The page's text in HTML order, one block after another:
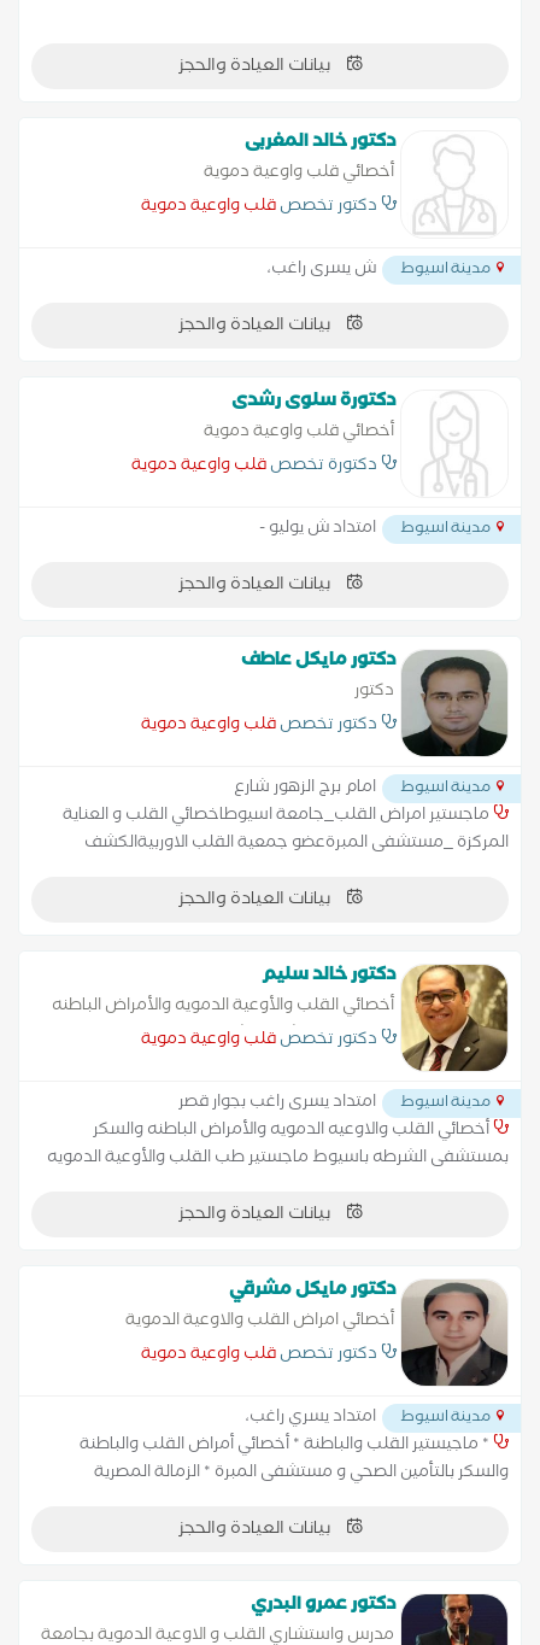
بيانات العيادة والحجز
دكتور خالد المغربى
أخصائي قلب واوعية دموية
دكتور تخصصقلب واوعية دموية
مدينة اسيوط ش يسرى راغب،
بيانات العيادة والحجز
دكتورة سلوى رشدى
أخصائي قلب واوعية دموية
دكتورة تخصصقلب واوعية دموية
مدينة اسيوط امتداد ش يوليو -
بيانات العيادة والحجز
دكتور مايكل عاطف
دكتور
دكتور تخصصقلب واوعية دموية
مدينة اسيوط
امام برج الزهور شارع
ماجستير امراض القلب_جامعة اسيوطاخصائي القلب و العناية
المركزة _مستشفى المبرةعضو جمعية القلب الاوربيةالكشف
بيانات العيادة والحجز
دكتور خالد سليم
أخصائي القلب والأوعية الدمويه والأمراض الباطنه
والسكر بمستشفى الشرطه
دكتور تخصصقلب واوعية دموية
مدينة اسيوط
امتداد يسرى راغب بجوار قصر
أخصائي القلب والاوعيه الدمويه والأمراض الباطنه والسكر
بمستشفى الشرطه باسيوط ماجستير طب القلب والأوعية الدمويه
بيانات العيادة والحجز
دكتور مايكل مشرقي
أخصائي امراض القلب والاوعية الدموية
دكتور تخصصقلب واوعية دموية
مدينة اسيوط
امتداد يسري راغب،
* ماجيستير القلب والباطنة * أخصائي أمراض القلب والباطنة
والسكر بالتأمين الصحي و مستشفى المبرة * الزمالة المصرية
بيانات العيادة والحجز
دكتور عمرو البدري
مدرس واستشاري القلب و الاوعية الدموية بجامعة